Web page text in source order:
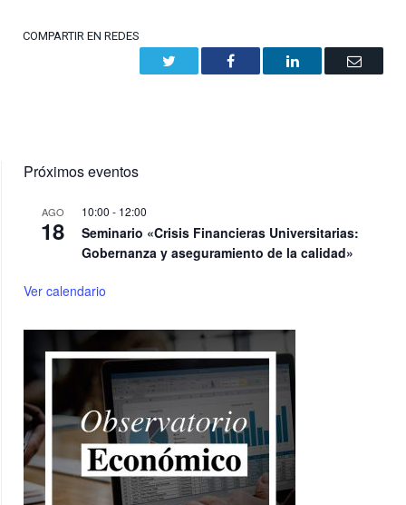
COMPARTIR EN REDES
Facebook LinkedIn Email
Próximos eventos
AGO
18
10:00 - 12:00
Seminario «Crisis Financieras Universitarias:
Gobernanza y aseguramiento de la calidad»
Ver calendario